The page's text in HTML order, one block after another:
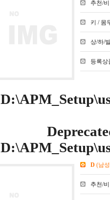
추천/
키 / 몸
상/하/
등록상
D (남
추천/